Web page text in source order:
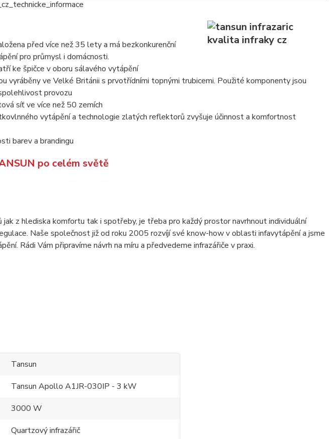
před více než 35 lety a má bezkonkurenční
pro průmysl i domácnosti.
ke špičce v oboru sálavého vytápění
vyráběny ve Velké Británii s prvotřídními topnými trubicemi. Použité komponenty jsou
provozu
síť ve více než 50 zemích
vytápění a technologie zlatých reflektorů zvyšuje účinnost a komfortnost
barev a brandingu
po celém světě
z hlediska komfortu tak i spotřeby, je třeba pro každý prostor navrhnout individuální
Naše společnost již od roku 2005 rozvíjí své know-how v oblasti infavytápění a jsme
Rádi Vám připravíme návrh na míru a předvedeme infrazářiče v praxi.
Tansun
Tansun Apollo A1JR-030IP - 3 kW
3000 W
Quartzový infrazářič